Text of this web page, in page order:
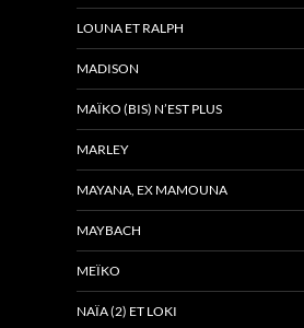
LOUNA ET RALPH
MADISON
MAÏKO (BIS) N’EST PLUS
MARLEY
MAYANA, EX MAMOUNA
MAYBACH
MEÏKO
NAÏA (2) ET LOKI